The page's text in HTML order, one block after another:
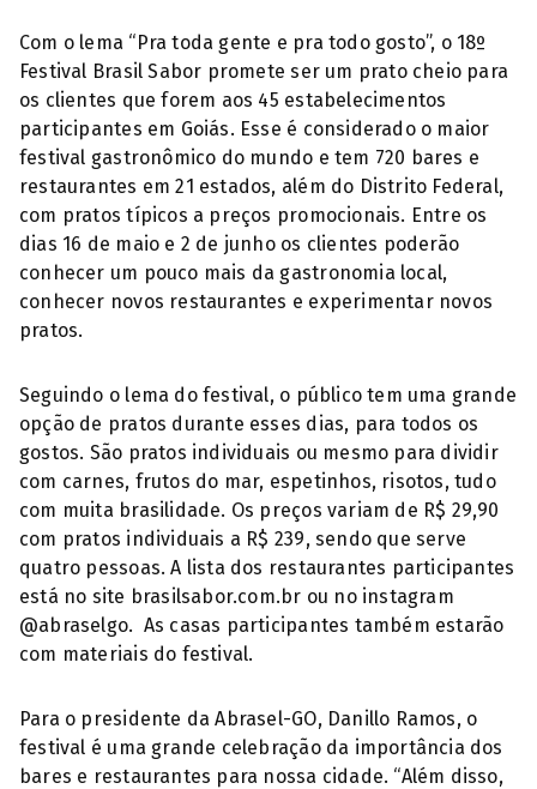
Com o lema “Pra toda gente e pra todo gosto”, o 18º
Festival Brasil Sabor promete ser um prato cheio para
os clientes que forem aos 45 estabelecimentos
participantes em Goiás. Esse é considerado o maior
festival gastronômico do mundo e tem 720 bares e
restaurantes em 21 estados, além do Distrito Federal,
com pratos típicos a preços promocionais. Entre os
dias 16 de maio e 2 de junho os clientes poderão
conhecer um pouco mais da gastronomia local,
conhecer novos restaurantes e experimentar novos
pratos.
Seguindo o lema do festival, o público tem uma grande
opção de pratos durante esses dias, para todos os
gostos. São pratos individuais ou mesmo para dividir
com carnes, frutos do mar, espetinhos, risotos, tudo
com muita brasilidade. Os preços variam de R$ 29,90
com pratos individuais a R$ 239, sendo que serve
quatro pessoas. A lista dos restaurantes participantes
está no site brasilsabor.com.br ou no instagram
@abraselgo. As casas participantes também estarão
com materiais do festival.
Para o presidente da Abrasel-GO, Danillo Ramos, o
festival é uma grande celebração da importância dos
bares e restaurantes para nossa cidade. “Além disso,